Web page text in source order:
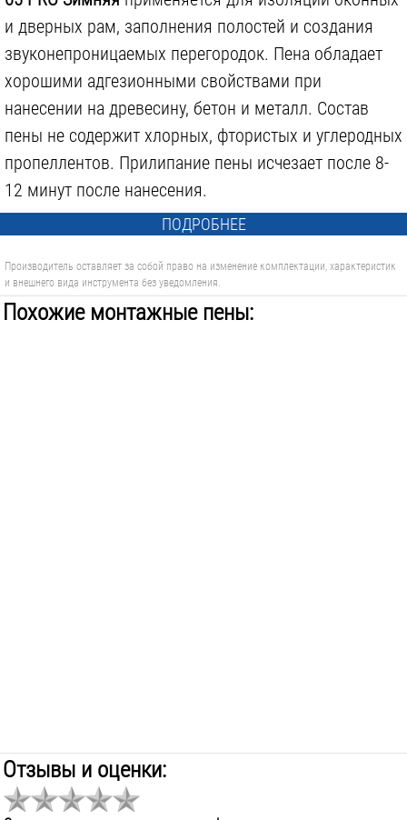
и дверных рам, заполнения полостей и создания
звуконепроницаемых перегородок. Пена обладает
хорошими адгезионными свойствами при
нанесении на древесину, бетон и металл. Состав
пены не содержит хлорных, фтористых и углеродных
пропеллентов. Прилипание пены исчезает после 8-
12 минут после нанесения.
ПОДРОБНЕЕ
Производитель оставляет за собой право на изменение комплектации, характеристик
и внешнего вида инструмента без уведомления.
Похожие монтажные пены:
Отзывы и оценки: